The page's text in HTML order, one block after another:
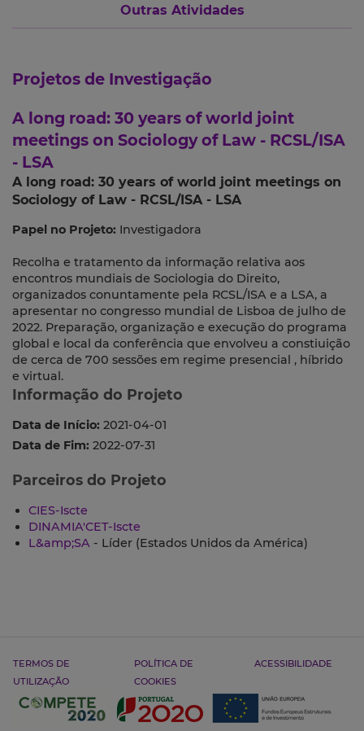
Outras Atividades
Projetos de Investigação
A long road: 30 years of world joint
meetings on Sociology of Law - RCSL/ISA
- LSA
A long road: 30 years of world joint meetings on
Sociology of Law - RCSL/ISA - LSA
Papel no Projeto: Investigadora
Recolha e tratamento da informação relativa aos
encontros mundiais de Sociologia do Direito,
organizados conuntamente pela RCSL/ISA e a LSA, a
apresentar no congresso mundial de Lisboa de julho de
2022. Preparação, organização e execução do programa
global e local da conferência que envolveu a constiuição
de cerca de 700 sessões em regime presencial , híbrido
e virtual.
Informação do Projeto
Data de Início: 2021-04-01
Data de Fim: 2022-07-31
Parceiros do Projeto
CIES-Iscte
DINAMIA'CET-Iscte
L&amp;SA - Líder (Estados Unidos da América)
TERMOS DE
UTILIZAÇÃO
POLÍTICA DE
COOKIES
ACESSIBILIDADE